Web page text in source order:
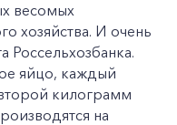
весомых
хозяйства. И очень
Россельхозбанка.
яйцо, каждый
килограмм
на